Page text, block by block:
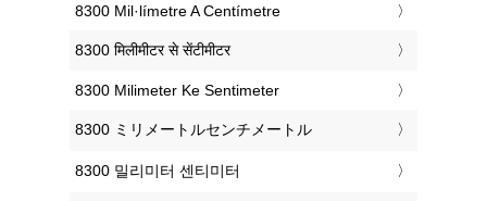
‎8300 Mil·límetre A Centímetre
‎8300 मिलीमीटर से सेंटीमीटर
‎8300 Milimeter Ke Sentimeter
‎8300 ミリメートルセンチメートル
‎8300 밀리미터 센티미터